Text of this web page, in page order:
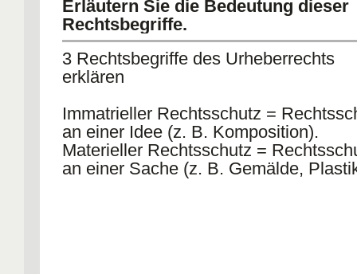
Erläutern Sie die Bedeutung dieser
Rechtsbegriffe.
3 Rechtsbegriffe des Urheberrechts
erklären
Immatrieller Rechtsschutz =
an einer Idee (z. B. Komposition).
Materieller Rechtsschutz =
an einer Sache (z. B. Gemälde,